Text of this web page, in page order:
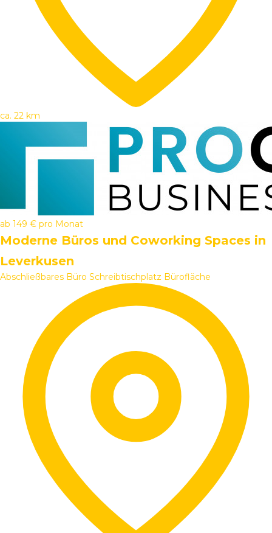
ca. 22 km
ab 149 € pro Monat
Moderne Büros und Coworking Spaces in
Leverkusen
Abschließbares Büro Schreibtischplatz Bürofläche